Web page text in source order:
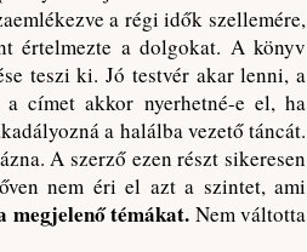
a régi idők szellemére,
értelmezte a dolgokat. A könyv
teszi ki. Jó testvér akar lenni, a
címet akkor nyerhetné-e el, ha
a halálba vezető táncát.
A szerző ezen részt sikeresen
nem éri el azt a szintet, ami
megjelenő témákat. Nem váltotta